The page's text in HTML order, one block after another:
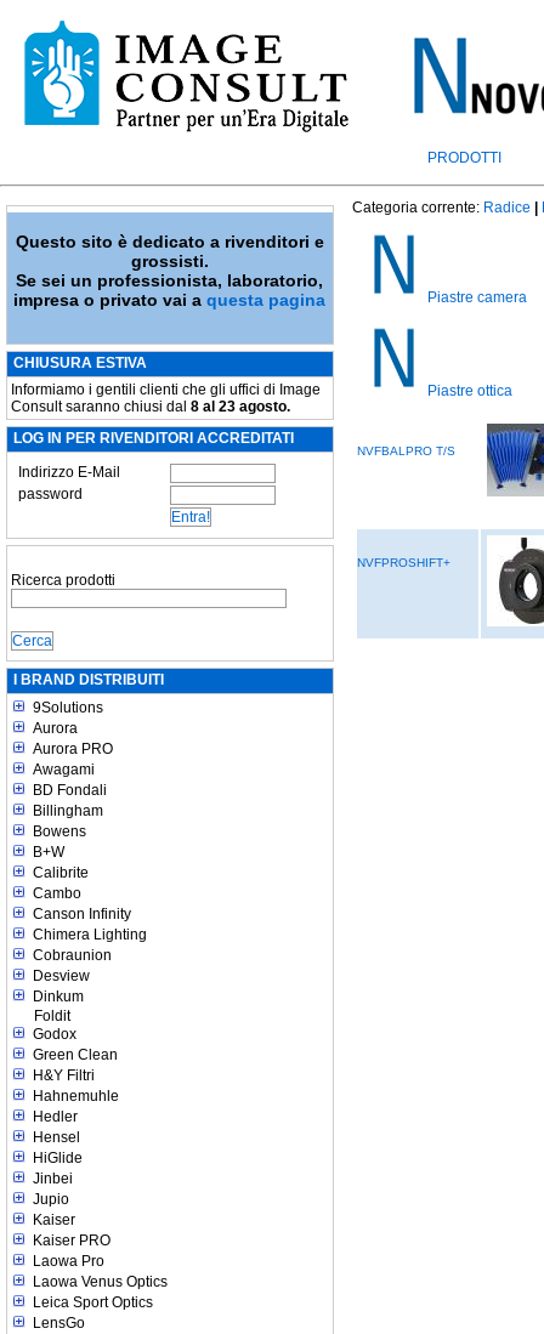
PRODOTTI
Questo sito è dedicato a rivenditori e
grossisti.
Se sei un professionista, laboratorio,
impresa o privato vai aquesta pagina
CHIUSURA ESTIVA
Informiamo i gentili clienti che gli uffici di Image
Consult saranno chiusi dal 8 al 23 agosto.
LOG IN PER RIVENDITORI ACCREDITATI
Indirizzo E-Mail
password
Ricerca prodotti
I BRAND DISTRIBUITI
9Solutions
Aurora
Aurora PRO
Awagami
BD Fondali
Billingham
Bowens
B+W
Calibrite
Cambo
Canson Infinity
Chimera Lighting
Cobraunion
Desview
Dinkum
Foldit
Godox
Green Clean
H&Y Filtri
Hahnemuhle
Hedler
Hensel
HiGlide
Jinbei
Jupio
Kaiser
Kaiser PRO
Laowa Pro
Laowa Venus Optics
Leica Sport Optics
LensGo
Categoria corrente: Radice
Piastre camera
Piastre ottica
NVFBALPRO T/S
NVFPROSHIFT+